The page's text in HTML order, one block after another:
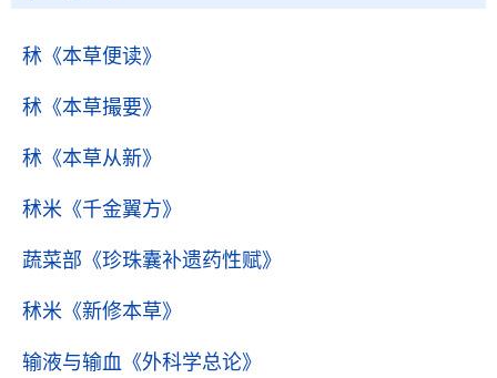
秫 《本草便读》
秫 《本草撮要》
秫 《本草从新》
秫米 《千金翼方》
蔬菜部 《珍珠囊补遗药性赋》
秫米 《新修本草》
输液与输血 《外科学总论》